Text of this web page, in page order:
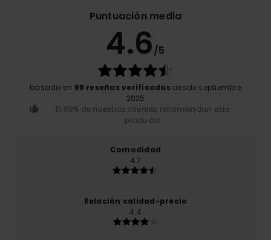
Puntuación media
4.6/5
basado en 68 reseñas verificadas desde septiembre
2025
El 69% de nuestros clientes recomiendan este
producto
Comodidad
4.7
Relación calidad-precio
4.4